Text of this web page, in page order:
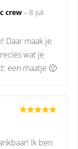
crew – 8 juli
Daar maak je
wat je
een maatje 🙂
Ik ben